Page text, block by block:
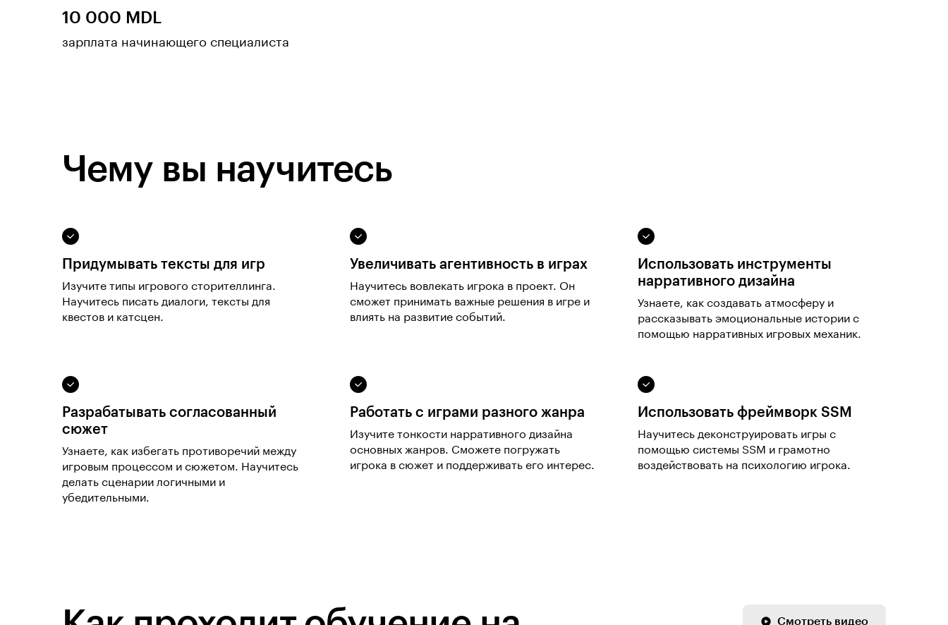
10 000 MDL
зарплата начинающего специалиста
Чему вы научитесь
Придумывать тексты для игр
Изучите типы игрового сторителлинга.
Научитесь писать диалоги, тексты для
квестов и катсцен.
Увеличивать агентивность в играх
Научитесь вовлекать игрока в проект. Он
сможет принимать важные решения в игре и
влиять на развитие событий.
Использовать инструменты
нарративного дизайна
Узнаете, как создавать атмосферу и
рассказывать эмоциональные истории с
помощью нарративных игровых механик.
Разрабатывать согласованный
сюжет
Узнаете, как избегать противоречий между
игровым процессом и сюжетом. Научитесь
делать сценарии логичными и
убедительными.
Работать с играми разного жанра
Изучите тонкости нарративного дизайна
основных жанров. Сможете погружать
игрока в сюжет и поддерживать его интерес.
Использовать фреймворк SSM
Научитесь деконструировать игры с
помощью системы SSM и грамотно
воздействовать на психологию игрока.
Смотреть видео